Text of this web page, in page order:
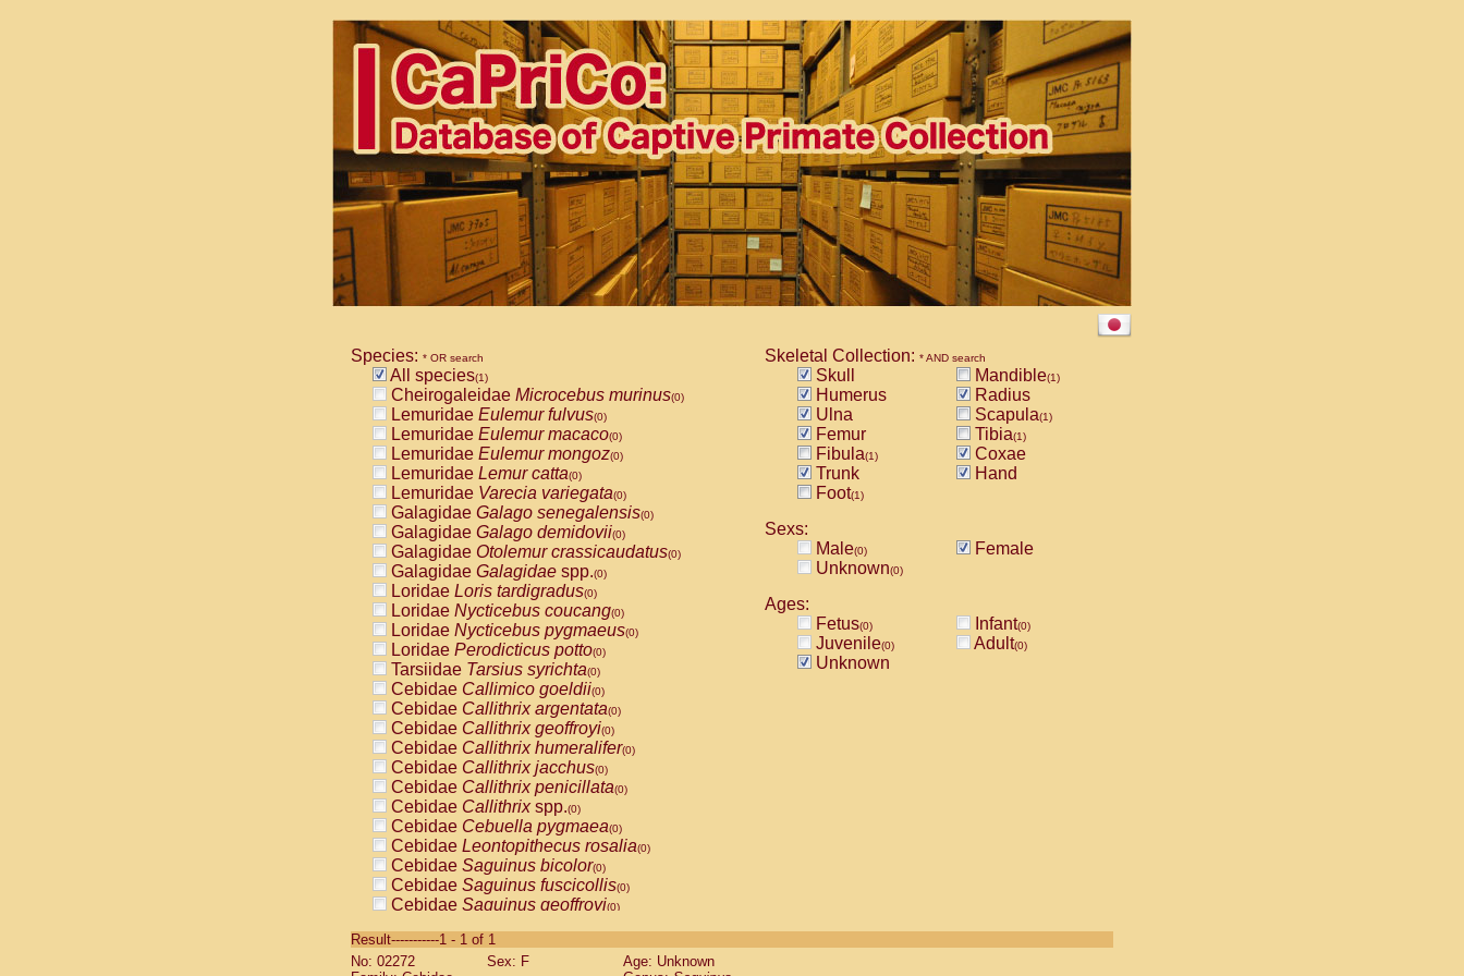
Species: * OR search
All species(1)
Cheirogaleidae Microcebus murinus(0)
Lemuridae Eulemur fulvus(0)
Lemuridae Eulemur macaco(0)
Lemuridae Eulemur mongoz(0)
Lemuridae Lemur catta(0)
Lemuridae Varecia variegata(0)
Galagidae Galago senegalensis(0)
Galagidae Galago demidovii(0)
Galagidae Otolemur crassicaudatus(0)
Galagidae Galagidae spp.(0)
Loridae Loris tardigradus(0)
Loridae Nycticebus coucang(0)
Loridae Nycticebus pygmaeus(0)
Loridae Perodicticus potto(0)
Tarsiidae Tarsius syrichta(0)
Cebidae Callimico goeldii(0)
Cebidae Callithrix argentata(0)
Cebidae Callithrix geoffroyi(0)
Cebidae Callithrix humeralifer(0)
Cebidae Callithrix jacchus(0)
Cebidae Callithrix penicillata(0)
Cebidae Callithrixspp.(0)
Cebidae Cebuella pygmaea(0)
Cebidae Leontopithecus rosalia(0)
Cebidae Saguinus bicolor(0)
Cebidae Saguinus fuscicollis(0)
Cebidae Saguinus geoffroyi(0)
CebidaeSaguinus labiatus(0)
Cebidae Saguinus leucopus (0)
Skeletal Collection: * AND search
Skull Mandible(1)
Humerus
Radius
Ulna
Scapula(1)
Femur Tibia(1)
Fibula(1)
Coxae
Trunk
Hand
Foot(1)
Sexs:
Male(0)
Female
Unknown(0)
Ages:
Fetus(0) Infant(0)
Juvenile(0) Adult(0)
Unknown
Result-----------1 - 1 of 1
No: 02272
Sex: F
Age: Unknown